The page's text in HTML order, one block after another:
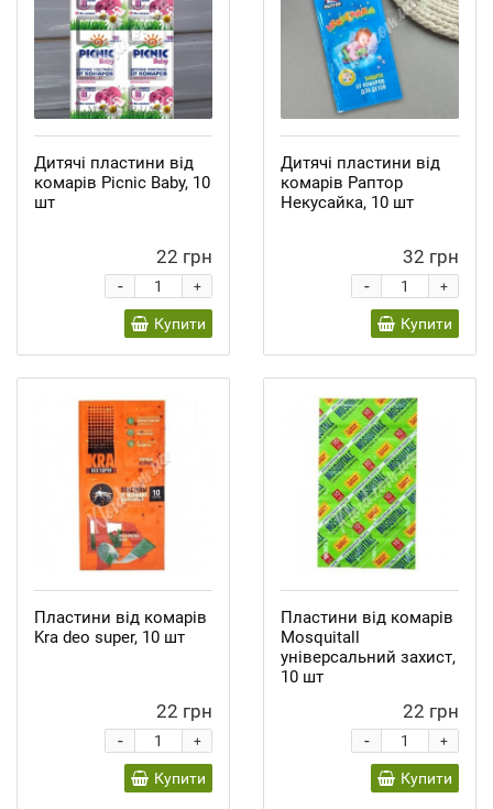
Дитячі пластини від
комарів Picnic Baby, 10
шт
22 грн
+
-
Купити
Дитячі пластини від
комарів Раптор
Некусайка, 10 шт
32 грн
+
-
Купити
Пластини від комарів
Kra deo super, 10 шт
22 грн
+
-
Купити
Пластини від комарів
Mosquitall
універсальний захист,
10 шт
22 грн
+
-
Купити